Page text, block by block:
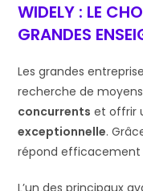
WIDELY : LE
GRANDES
Les grandes
recherche de
concurrents et offrir
exceptionnelle.
répond efficacement